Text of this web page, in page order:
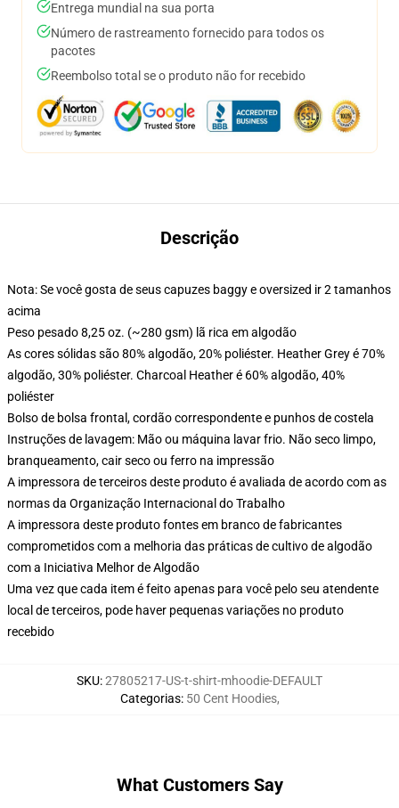
Entrega mundial na sua porta
Número de rastreamento fornecido para todos os
pacotes
Reembolso total se o produto não for recebido
Descrição
Nota: Se você gosta de seus capuzes baggy e oversized ir 2 tamanhos
acima
Peso pesado 8,25 oz. (~280 gsm) lã rica em algodão
As cores sólidas são 80% algodão, 20% poliéster. Heather Grey é 70%
algodão, 30% poliéster. Charcoal Heather é 60% algodão, 40%
poliéster
Bolso de bolsa frontal, cordão correspondente e punhos de costela
Instruções de lavagem: Mão ou máquina lavar frio. Não seco limpo,
branqueamento, cair seco ou ferro na impressão
A impressora de terceiros deste produto é avaliada de acordo com as
normas da Organização Internacional do Trabalho
A impressora deste produto fontes em branco de fabricantes
comprometidos com a melhoria das práticas de cultivo de algodão
com a Iniciativa Melhor de Algodão
Uma vez que cada item é feito apenas para você pelo seu atendente
local de terceiros, pode haver pequenas variações no produto
recebido
SKU:27805217-US-t-shirt-mhoodie-DEFAULT
Categorias: 50 Cent Hoodies,
What Customers Say